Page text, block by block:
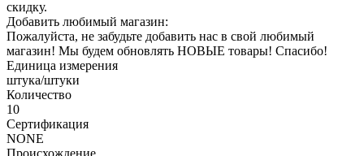
скидку.
Добавить любимый магазин:
Пожалуйста, не забудьте добавить нас в свой любимый
магазин! Мы будем обновлять НОВЫЕ товары! Спасибо!
Единица измерения
штука/штуки
Количество
10
Сертификация
NONE
Происхождение